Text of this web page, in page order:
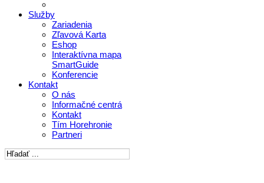
Služby
Zariadenia
Zľavová Karta
Eshop
Interaktívna mapa
SmartGuide
Konferencie
Kontakt
O nás
Informačné centrá
Kontakt
Tím Horehronie
Partneri